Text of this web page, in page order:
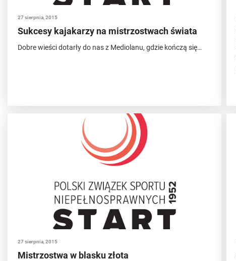
27 sierpnia, 2015
Sukcesy kajakarzy na mistrzostwach świata
Dobre wieści dotarły do nas z Mediolanu, gdzie kończą się…
27 sierpnia, 2015
Mistrzostwa w blasku złota